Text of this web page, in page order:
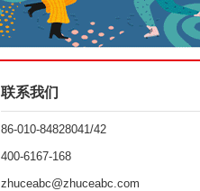
联系我们
86-010-84828041/42
400-6167-168
zhuceabc@zhuceabc.com